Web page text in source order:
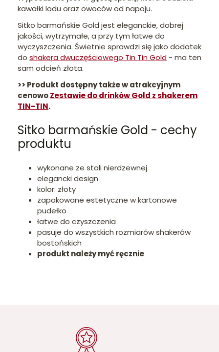
kawałki lodu oraz owoców od napoju.
Sitko barmańskie Gold jest eleganckie, dobrej
jakości, wytrzymałe, a przy tym łatwe do
wyczyszczenia. Świetnie sprawdzi się jako dodatek
do shakera dwuczęściowego Tin Tin Gold - ma ten
sam odcień złota.
>> Produkt dostępny także w atrakcyjnym
cenowoZestawie do drinków Gold z shakerem
TIN-TIN.
Sitko barmańskie Gold - cechy
produktu
wykonane ze stali nierdzewnej
elegancki design
kolor: złoty
zapakowane estetyczne w kartonowe
pudełko
łatwe do czyszczenia
pasuje do wszystkich rozmiarów shakerów
bostońskich
produkt należy myć ręcznie